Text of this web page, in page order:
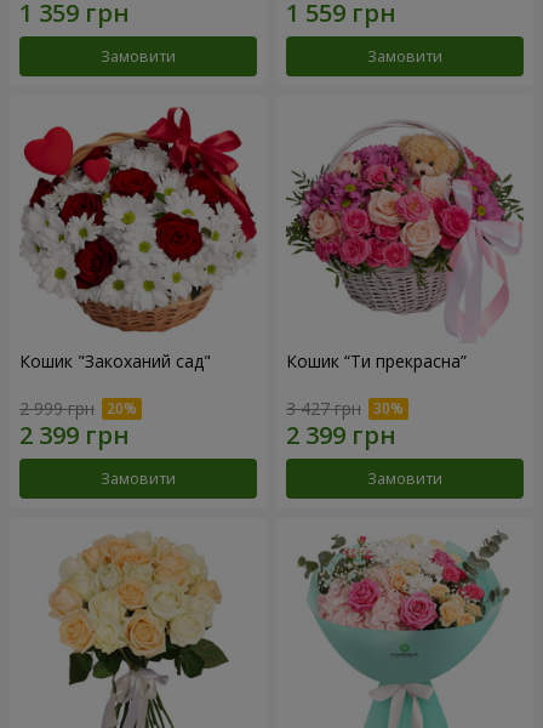
Замовити Замовити
Кошик "Закоханий сад"
2 999 грн
Замовити
Кошик “Ти прекрасна”
3 427 грн
Замовити